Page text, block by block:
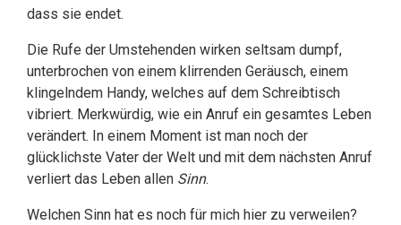
dass sie endet.
Die Rufe der Umstehenden wirken seltsam dumpf,
unterbrochen von einem klirrenden Geräusch, einem
klingelndem Handy, welches auf dem Schreibtisch
vibriert. Merkwürdig, wie ein Anruf ein gesamtes Leben
verändert. In einem Moment ist man noch der
glücklichste Vater der Welt und mit dem nächsten Anruf
verliert das Leben allen Sinn.
Welchen Sinn hat es noch für mich hier zu verweilen?